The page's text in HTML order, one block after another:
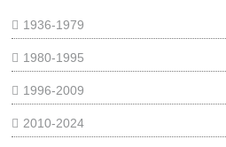
1936-1979
1980-1995
1996-2009
2010-2024